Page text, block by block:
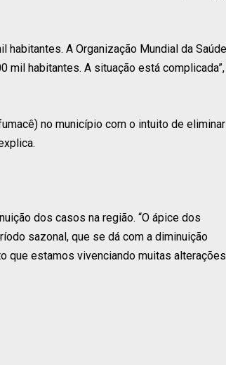
habitantes. A Organização Mundial da Saúde
mil habitantes. A situação está complicada”,
no município com o intuito de eliminar
dos casos na região. “O ápice dos
sazonal, que se dá com a diminuição
que estamos vivenciando muitas alterações